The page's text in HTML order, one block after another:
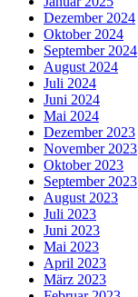
Dezember 2024
Oktober 2024
September 2024
August 2024
Juli 2024
Juni 2024
Mai 2024
Dezember 2023
November 2023
Oktober 2023
September 2023
August 2023
Juli 2023
Juni 2023
Mai 2023
April 2023
März 2023